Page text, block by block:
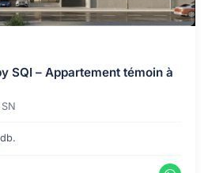
SQI – Appartement témoin à